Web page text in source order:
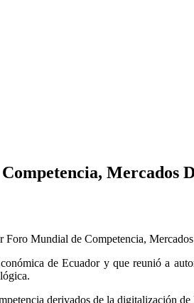
Mercados
Mundial de Competencia,
de Ecuador y que reunió a
derivados de la digitalización